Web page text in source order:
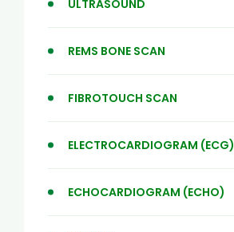
ULTRASOUND
REMS BONE SCAN
FIBROTOUCH SCAN
ELECTROCARDIOGRAM (ECG)
ECHOCARDIOGRAM (ECHO)